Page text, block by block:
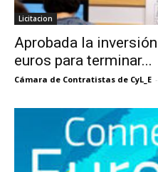
Licitacion
Aprobada la
euros para terminar...
Cámara de Contratistas de CyL_E -